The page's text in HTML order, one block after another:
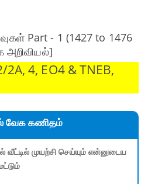
Part - 1 (1427 to 1476
அறிவியல்]
2A, 4, EO4 & TNEB,
வேக கணிதம்
முயற்சி செய்யும் என்னுடைய